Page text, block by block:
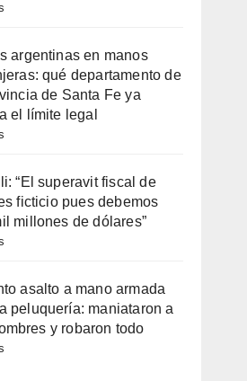
argentinas en manos
qué departamento de
de Santa Fe ya
el límite legal
“El superavit fiscal de
ficticio pues debemos
millones de dólares”
asalto a mano armada
peluquería: maniataron a
y robaron todo